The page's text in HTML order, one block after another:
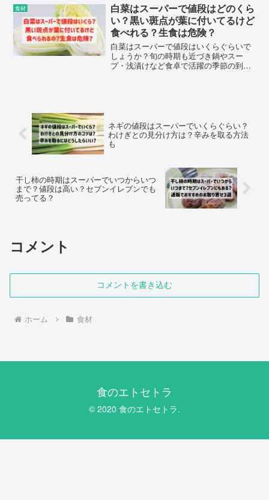
た。
食材
白菜はスーパーで値段はどのくら
い？黒い斑点が葉に付いてるけど
食べれる？生食は危険？
白菜はスーパーで値段はいくらぐらいで
しょうか？旬の時期も近づき鍋やスー
プ・浅漬けなど食卓で活躍の季節の到来
ネギの値段はスーパーでいくらぐらい？
わけぎとの見分け方は？辛みを取る方法
も
干し柿の時期はスーパーでいつからいつ
まで？値段は高い？セブンイレブンでも
売ってる？
コメント
コメントを書き込む
ホーム 食材
食のエトセトラ
© 2020 食のエトセトラ.